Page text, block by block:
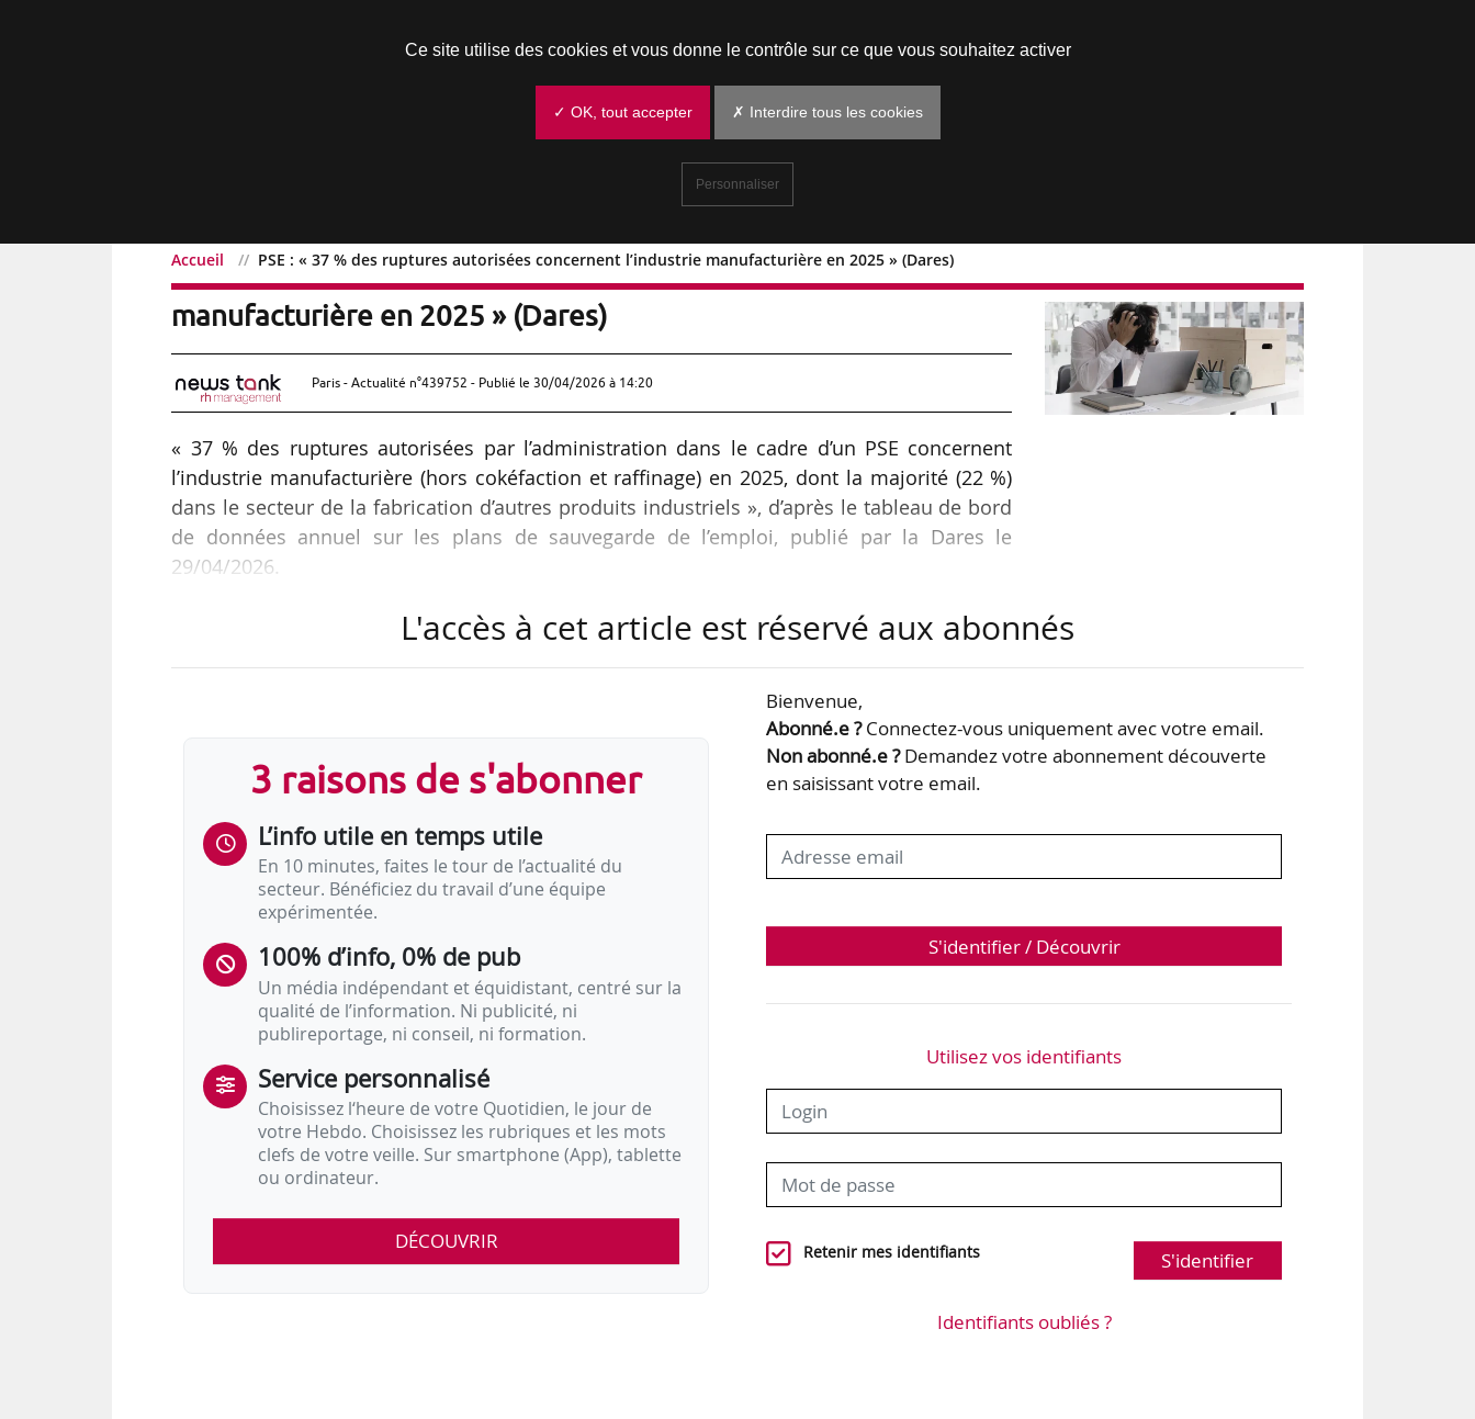
Accueil PSE : « 37 % des ruptures autorisées concernent l’industrie manufacturière en 2025 » (Dares)
PSE : « 37 % des ruptures autorisées concernent l’industrie
manufacturière en 2025 » (Dares)
Paris - Actualité n°439752 - Publié le 30/04/2026 à 14:20
« 37 % des ruptures autorisées par l’administration dans le cadre d’un PSE concernent
l’industrie manufacturière (hors cokéfaction et raffinage) en 2025, dont la majorité (22 %)
dans le secteur de la fabrication d’autres produits industriels », d’après le tableau de bord
de données annuel sur les plans de sauvegarde de l’emploi, publié par la Dares le
29/04/2026.
• Conjointement avec le secteur des activités scientifiques et techniques, ces secteurs
représentent 70 % des ruptures autorisées, alors qu’ils comptent pour 29 % de l’emploi
« Les…
L'accès à cet article est réservé aux abonnés
3 raisons de s'abonner
L’info utile en temps utile
En 10 minutes, faites le tour de l’actualité du
secteur. Bénéficiez du travail d’une équipe
expérimentée.
100% d’info, 0% de pub
Un média indépendant et équidistant, centré sur la
qualité de l’information. Ni publicité, ni
publireportage, ni conseil, ni formation.
Service personnalisé
Choisissez l‘heure de votre Quotidien, le jour de
votre Hebdo. Choisissez les rubriques et les mots
clefs de votre veille. Sur smartphone (App), tablette
ou ordinateur.
DÉCOUVRIR
Bienvenue,
Abonné.e ?Connectez-vous uniquement avec votre email.
Non abonné.e ?Demandez votre abonnement découverte
en saisissant votre email.
S'identifier / Découvrir
Utilisez vos identifiants
Retenir mes identifiants S'identifier
Identifiants oubliés ?
Ce site utilise des cookies et vous donne le contrôle sur ce que vous souhaitez activer
✓ OK, tout accepter ✗ Interdire tous les cookies
Personnaliser